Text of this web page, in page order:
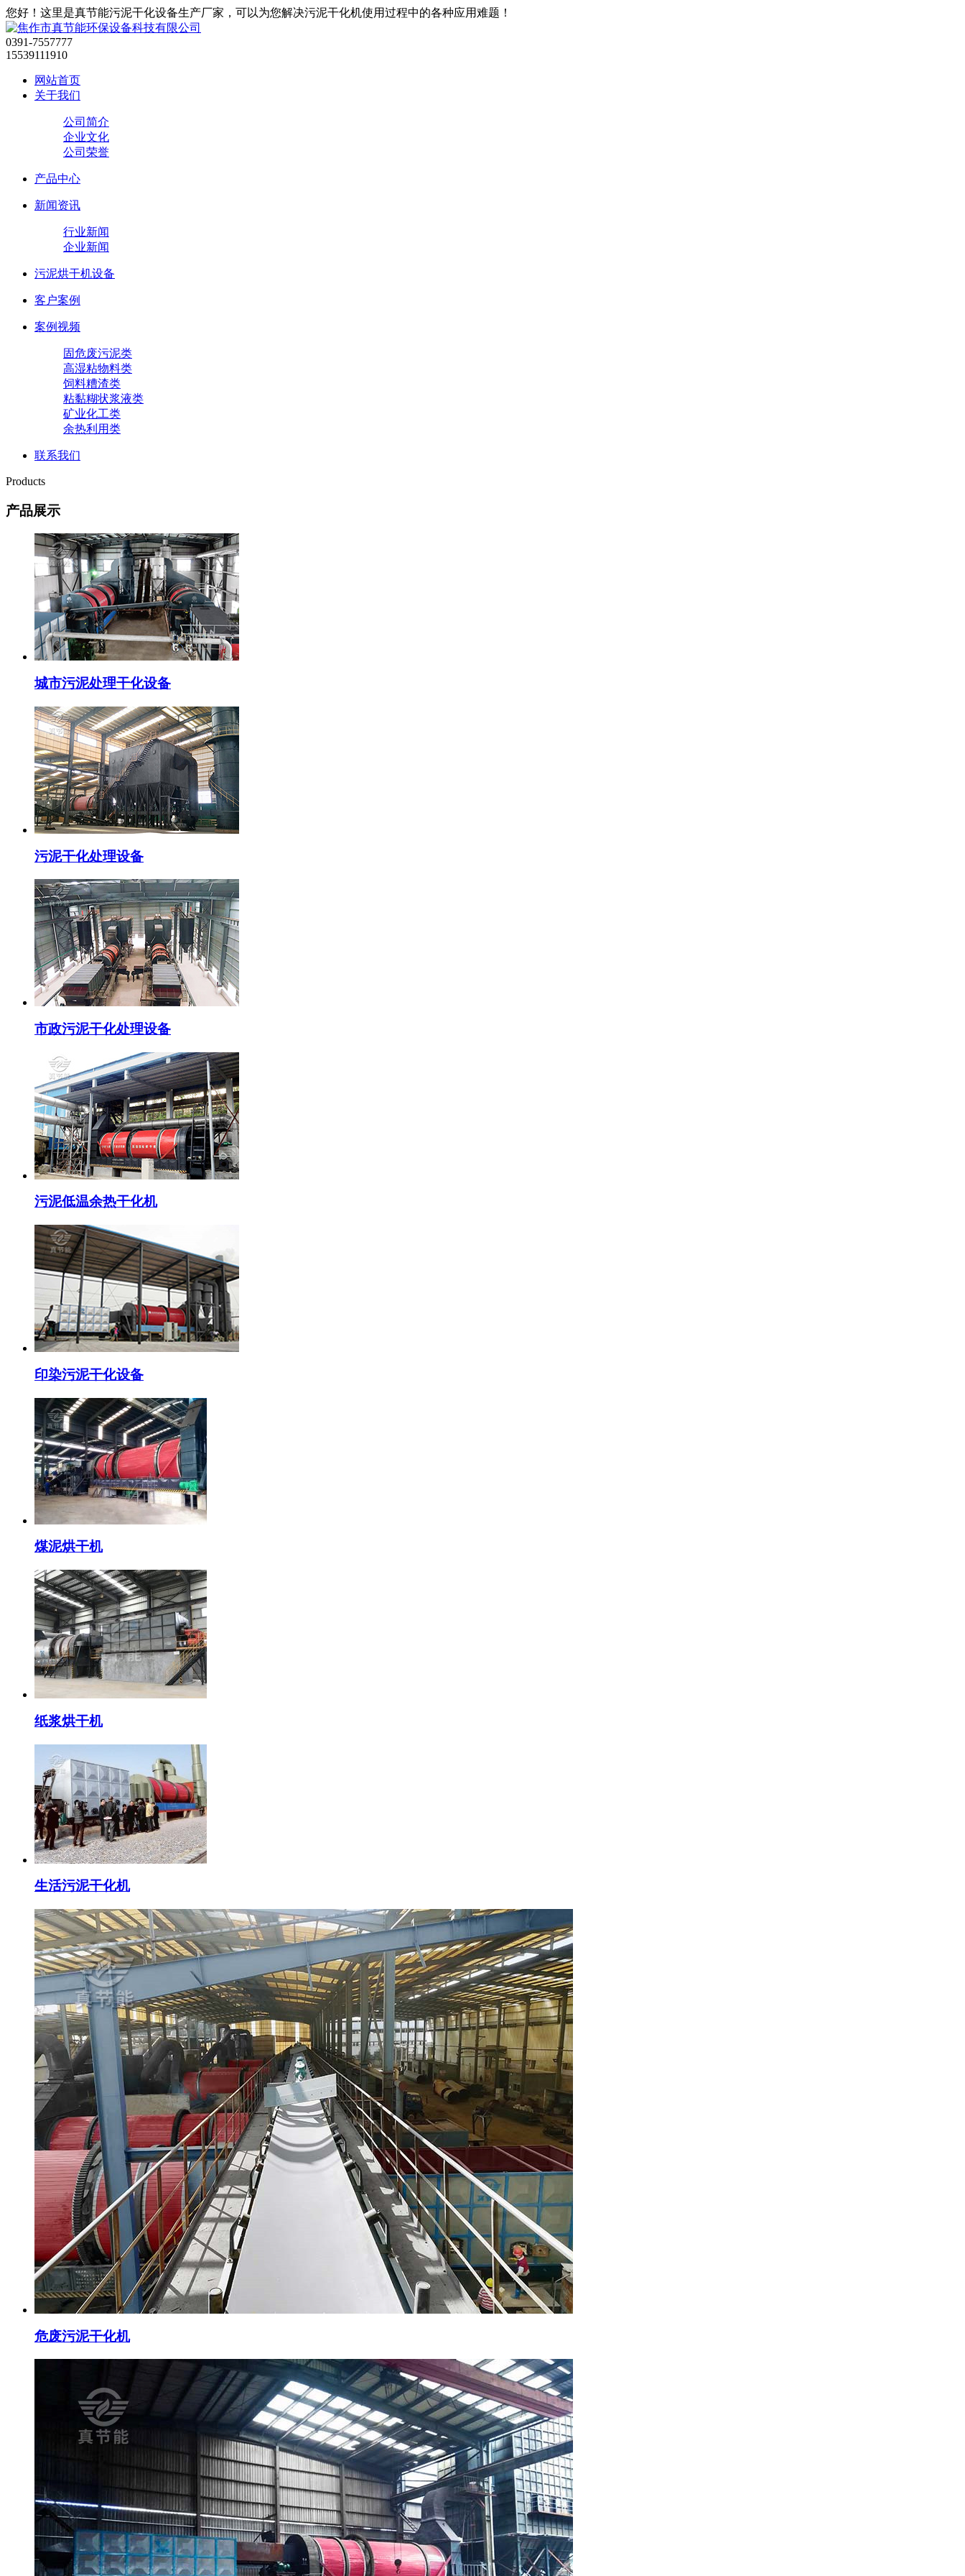
您好！这里是真节能污泥干化设备生产厂家，可以为您解决污泥干化机使用过程中的各种应用难题！
0391-7557777
15539111910
网站首页
关于我们
公司简介
企业文化
公司荣誉
产品中心
新闻资讯
行业新闻
企业新闻
污泥烘干机设备
客户案例
案例视频
固危废污泥类
高湿粘物料类
饲料糟渣类
粘黏糊状浆液类
矿业化工类
余热利用类
联系我们
Products
产品展示
城市污泥处理干化设备
污泥干化处理设备
市政污泥干化处理设备
污泥低温余热干化机
印染污泥干化设备
煤泥烘干机
纸浆烘干机
生活污泥干化机
危废污泥干化机